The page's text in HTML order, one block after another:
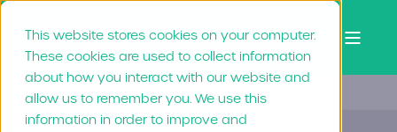
This website stores cookies on your computer.
These cookies are used to collect information
about how you interact with our website and
allow us to remember you. We use this
information in order to improve and